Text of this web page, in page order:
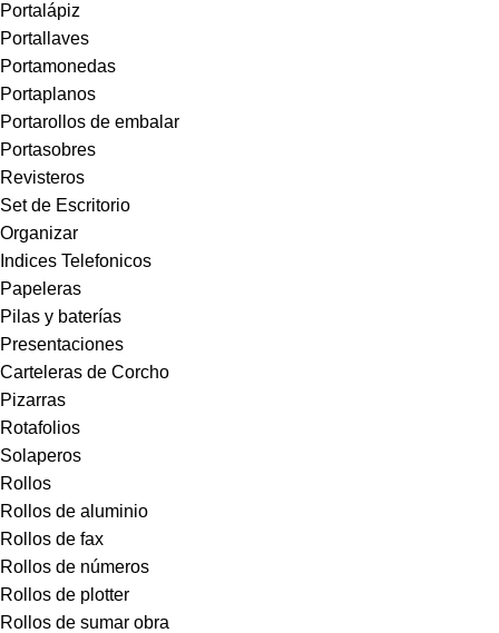
Portalápiz
Portallaves
Portamonedas
Portaplanos
Portarollos de embalar
Portasobres
Revisteros
Set de Escritorio
Organizar
Indices Telefonicos
Papeleras
Pilas y baterías
Presentaciones
Carteleras de Corcho
Pizarras
Rotafolios
Solaperos
Rollos
Rollos de aluminio
Rollos de fax
Rollos de números
Rollos de plotter
Rollos de sumar obra